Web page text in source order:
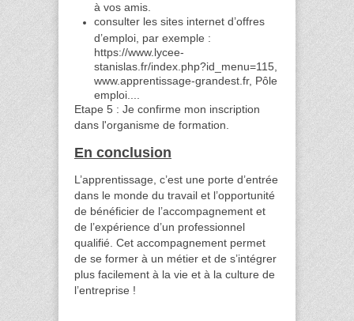
à vos amis.
consulter les sites internet d’offres
d’emploi, par exemple :
https://www.lycee-
stanislas.fr/index.php?id_menu=115,
www.apprentissage-grandest.fr, Pôle
emploi....
Etape 5 : Je confirme mon inscription
dans l'organisme de formation.
En conclusion
L’apprentissage, c’est une porte d’entrée
dans le monde du travail et l’opportunité
de bénéficier de l’accompagnement et
de l’expérience d’un professionnel
qualifié. Cet accompagnement permet
de se former à un métier et de s’intégrer
plus facilement à la vie et à la culture de
l’entreprise !